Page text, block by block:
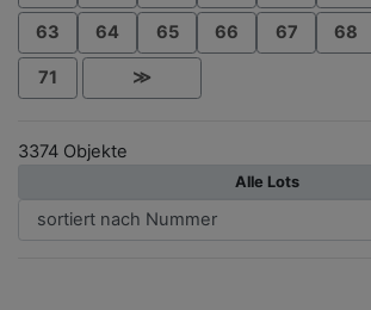
63 64 65 66 67 68
71 ≫
3374 Objekte
Alle Lots